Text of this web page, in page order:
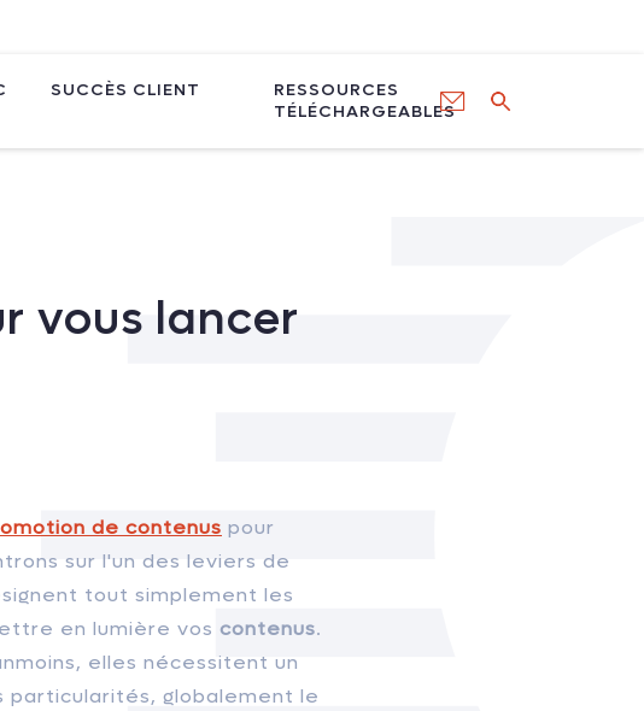
SUCCÈS CLIENT
RESSOURCES
TÉLÉCHARGEABLES
vous lancer
de contenus pour
sur l'un des leviers de
tout simplement les
en lumière vos contenus.
elles nécessitent un
particularités, globalement le